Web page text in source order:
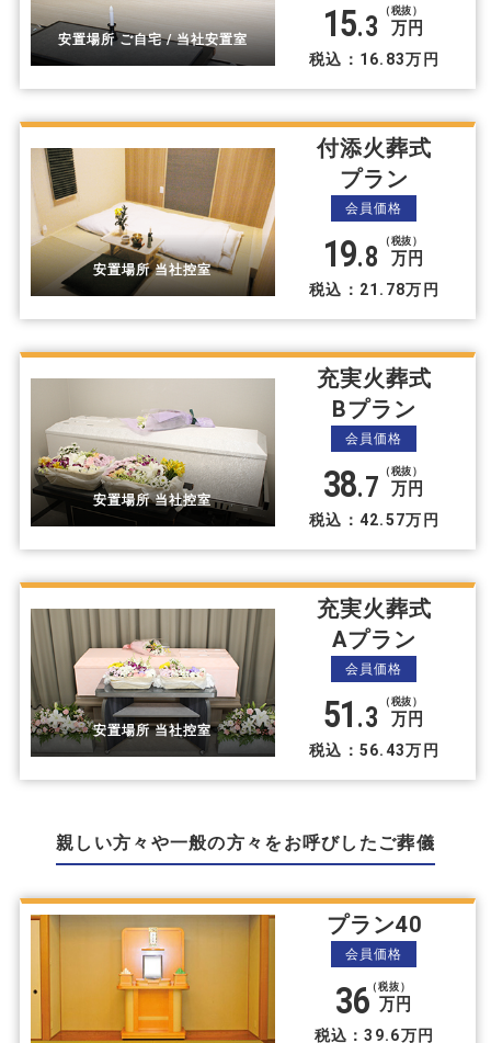
安置場所 ご自宅 / 当社安置室 15.3 （税抜）
万円
税込：16.83万円
安置場所 当社控室
付添火葬式
プラン
会員価格
19.8 （税抜）
万円
税込：21.78万円
安置場所 当社控室
充実火葬式
Bプラン
会員価格
38.7 （税抜）
万円
税込：42.57万円
安置場所 当社控室
充実火葬式
Aプラン
会員価格
51 .3 （税抜）
万円
税込：56.43万円
親しい方々や⼀般の方々をお呼びしたご葬儀
プラン40
会員価格
36 （税抜）
万円
税込：39.6万円